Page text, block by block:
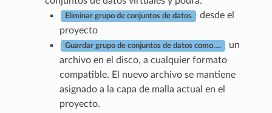
Eliminar grupo de conjuntos de datos
desde el
proyecto
Guardar grupo de conjuntos de datos como….
un
archivo en el disco, a cualquier formato
compatible. El nuevo archivo se mantiene
asignado a la capa de malla actual en el
proyecto.